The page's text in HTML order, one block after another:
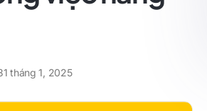
tháng 1, 2025